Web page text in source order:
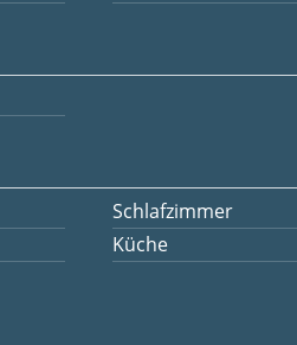
Schlafzimmer
Küche